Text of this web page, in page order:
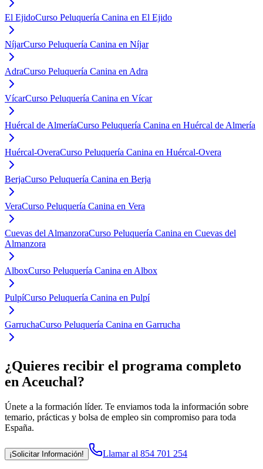
El EjidoCurso Peluquería Canina en El Ejido
NíjarCurso Peluquería Canina en Níjar
AdraCurso Peluquería Canina en Adra
VícarCurso Peluquería Canina en Vícar
Huércal de AlmeríaCurso Peluquería Canina en Huércal de Almería
Huércal-OveraCurso Peluquería Canina en Huércal-Overa
BerjaCurso Peluquería Canina en Berja
VeraCurso Peluquería Canina en Vera
Cuevas del AlmanzoraCurso Peluquería Canina en Cuevas del
Almanzora
AlboxCurso Peluquería Canina en Albox
PulpíCurso Peluquería Canina en Pulpí
GarruchaCurso Peluquería Canina en Garrucha
¿Quieres recibir el programa completo
en Aceuchal?
Únete a la formación líder. Te enviamos toda la información sobre
temario, prácticas y bolsa de empleo sin compromiso para toda
España.
¡Solicitar Información! Llamar al 854 701 254